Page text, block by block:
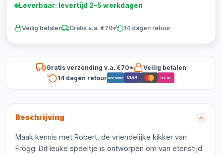
Leverbaar: levertijd 2-5 werkdagen
Veilig betalen Gratis v.a. €70* 14 dagen retour
Gratis verzending v.a. €70*
Veilig betalen
14 dagen retourBancontact VISA iDEAL
Beschrijving
Maak kennis met Robert, de vriendelijke kikker van
Frogg. Dit leuke speeltje is ontworpen om van etenstijd